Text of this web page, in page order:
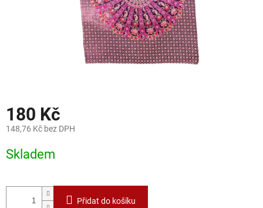
180 Kč
148,76 Kč bez DPH
cena:
Skladem
Přidat do košíku